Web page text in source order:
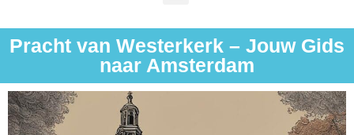
Pracht van Westerkerk – Jouw Gids
naar Amsterdam